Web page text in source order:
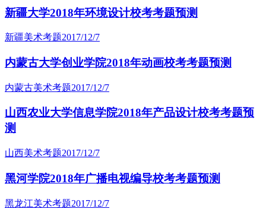
新疆大学2018年环境设计校考考题预测
新疆美术考题2017/12/7
内蒙古大学创业学院2018年动画校考考题预测
内蒙古美术考题2017/12/7
山西农业大学信息学院2018年产品设计校考考题预
测
山西美术考题2017/12/7
黑河学院2018年广播电视编导校考考题预测
黑龙江美术考题2017/12/7